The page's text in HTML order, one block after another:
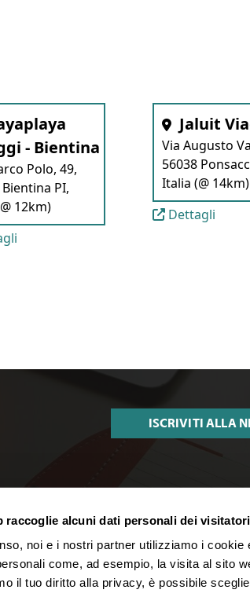
raccoglie alcuni dati personali dei
noi e i nostri partner utilizziamo i
come, ad esempio, la visita al sito
il tuo diritto alla privacy, è possibile
- Bientina
Polo, 49,
PI,
12km)
Jaluit
Via Augusto
56038
Italia (@ 14km)
Dettagli
ISCRIVITI ALLA
CONTATTACI
Telefono: +39 02 39 864 867
Orari:Lun-Ven 09-19 / Sab 09-13